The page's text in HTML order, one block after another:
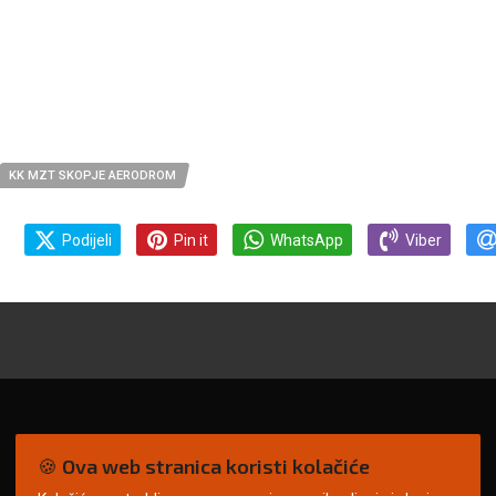
KK MZT SKOPJE AERODROM
Podijeli Pin it WhatsApp Viber
🍪 Ova web stranica koristi kolačiće